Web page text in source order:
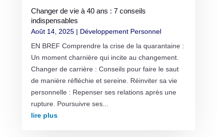
Changer de vie à 40 ans : 7 conseils
indispensables
Août 14, 2025| Développement Personnel
EN BREF Comprendre la crise de la quarantaine :
Un moment charnière qui incite au changement.
Changer de carrière : Conseils pour faire le saut
de manière réfléchie et sereine. Réinviter sa vie
personnelle : Repenser ses relations après une
rupture. Poursuivre ses...
lire plus